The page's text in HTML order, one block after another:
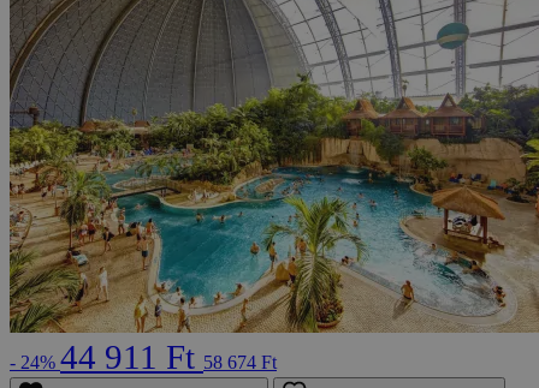
- 24% 44 911 Ft 58 674 Ft